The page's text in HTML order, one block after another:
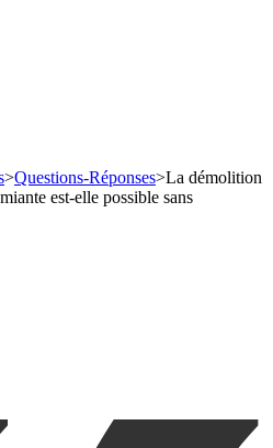
>Questions-Réponses>La démolition
est-elle possible sans